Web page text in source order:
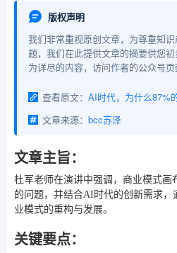
版权声明
我们非常重视原创文章，为尊重知
题，我们在此提供文章的摘要供您
为详尽的内容，访问作者的公众号页
查看原文：
文章来源： bcc苏泽
文章主旨：
杜军老师在演讲中强调，商业模式画
的问题，并结合AI时代的创新需求
业模式的重构与发展。
关键要点：